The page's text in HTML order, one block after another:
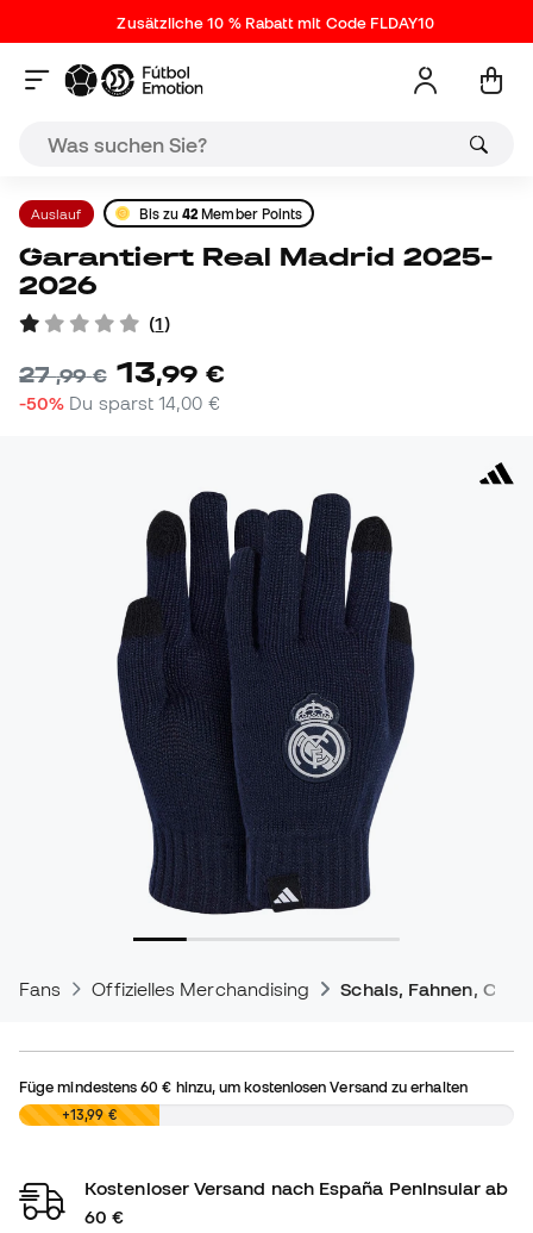
Zusätzliche 10 % Rabatt mit Code FLDAY10
Auslauf Bis zu42 Member Points
Garantiert Real Madrid 2025-
2026
(1)
27,99 € 13,99 €
-50% Du sparst14,00 €
Fans Offizielles Merchandising Schals, Fahnen,
Füge mindestens60 € hinzu, um kostenlosen Versand zu erhalten
0,00 €+13,99 €
Kostenloser Versand nach España Peninsular ab
60 €